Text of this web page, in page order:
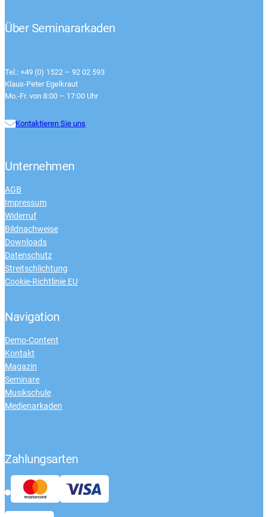
Über Seminararkaden
Tel.: +49 (0) 1522 – 92 02 593
Klaus-Peter Egelkraut
Mo.-Fr. von 8:00 – 17:00 Uhr
Kontaktieren Sie uns
Unternehmen
AGB
Impressum
Widerruf
Bildnachweise
Downloads
Datenschutz
Streitschlichtung
Cookie-Richtlinie EU
Navigation
Demo-Content
Kontakt
Magazin
Seminare
Musikschule
Medienarkaden
Zahlungsarten